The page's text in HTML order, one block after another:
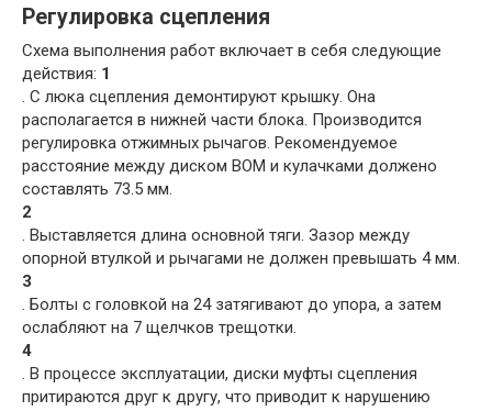
Регулировка сцепления
Схема выполнения работ включает в себя следующие
действия: 1
. С люка сцепления демонтируют крышку. Она
располагается в нижней части блока. Производится
регулировка отжимных рычагов. Рекомендуемое
расстояние между диском ВОМ и кулачками должено
составлять 73.5 мм.
2
. Выставляется длина основной тяги. Зазор между
опорной втулкой и рычагами не должен превышать 4 мм.
3
. Болты с головкой на 24 затягивают до упора, а затем
ослабляют на 7 щелчков трещотки.
4
. В процессе эксплуатации, диски муфты сцепления
притираются друг к другу, что приводит к нарушению